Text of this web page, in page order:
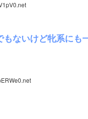
ないけど牝系にも